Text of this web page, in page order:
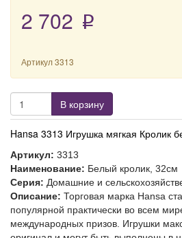
2 702 p
Артикул3313
В корзину
Hansa 3313 Игрушка мягкая Кролик
Артикул: 3313
Наименование: Белый кролик, 32см
Серия: Домашние и
Описание: Торговая марка Hansa
популярной практически во всем
международных призов. Игрушки